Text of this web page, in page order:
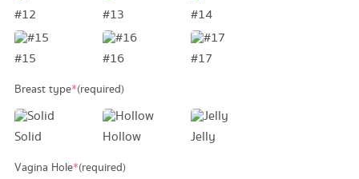
#12 #13 #14
#15 #16 #17
Breast type*(required)
Solid Hollow Jelly
Vagina Hole*(required)